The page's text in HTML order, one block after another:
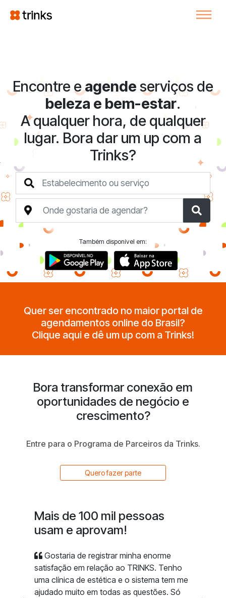
Encontre eagende serviços de
beleza e bem-estar.
A qualquer hora, de qualquer
lugar. Bora dar um up com a
Trinks?
Também disponível em:
Quer ser encontrado no maior portal de
agendamentos online do Brasil?
Clique aqui e dê um up com a Trinks!
Bora transformar conexão em
oportunidades de negócio e
crescimento?
Entre para o Programa de Parceiros da Trinks.
Quero fazer parte
Mais de 100 mil pessoas
usam e aprovam!
Gostaria de registrar minha enorme
satisfação em relação ao TRINKS. Tenho
uma clínica de estética e o sistema tem me
ajudado muito em todas as questões. Só